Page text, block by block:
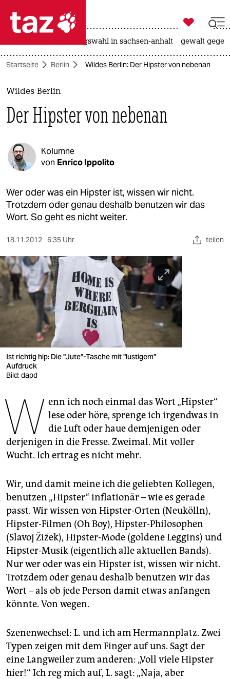
 taz zahl ich
taz zahl ich
themen
politik
öko
gesellschaft
kultur
sport
nord
wahrheit
verlag
verlag
veranstaltungen
shop
fragen & hilfe
unterstützen
abo
genossenschaft

taz zahl ich
landtagswahl in sachsen-anhalt gewalt
Startseite Berlin Wildes Berlin: Der Hipster von nebenan
Wildes Berlin
Der Hipster von nebenan
Kolumne
von Enrico Ippolito
Wer oder was ein Hipster ist, wissen wir nicht.
Trotzdem oder genau deshalb benutzen wir das
Wort. So geht es nicht weiter.
18.11.2012 6:35 Uhr teilen
Ist richtig hip: Die "Jute"-Tasche mit "lustigem"
Aufdruck
Bild: dapd
W enn ich noch einmal das Wort „Hipster“
lese oder höre, sprenge ich irgendwas in
die Luft oder haue demjenigen oder
derjenigen in die Fresse. Zweimal. Mit voller
Wucht. Ich ertrag es nicht mehr.
Wir, und damit meine ich die geliebten Kollegen,
benutzen „Hipster“ inflationär – wie es gerade
passt. Wir wissen von Hipster-Orten (Neukölln),
Hipster-Filmen (Oh Boy), Hipster-Philosophen
(Slavoj Žiźek), Hipster-Mode (goldene Leggins) und
Hipster-Musik (eigentlich alle aktuellen Bands).
Nur wer oder was ein Hipster ist, wissen wir nicht.
Trotzdem oder genau deshalb benutzen wir das
Wort – als ob jede Person damit etwas anfangen
könnte. Von wegen.
Szenenwechsel: L. und ich am Hermannplatz. Zwei
Typen zeigen mit dem Finger auf uns. Sagt der
eine Langweiler zum anderen: „Voll viele Hipster
hier!“ Ich reg mich auf, L. sagt: „Naja, aber